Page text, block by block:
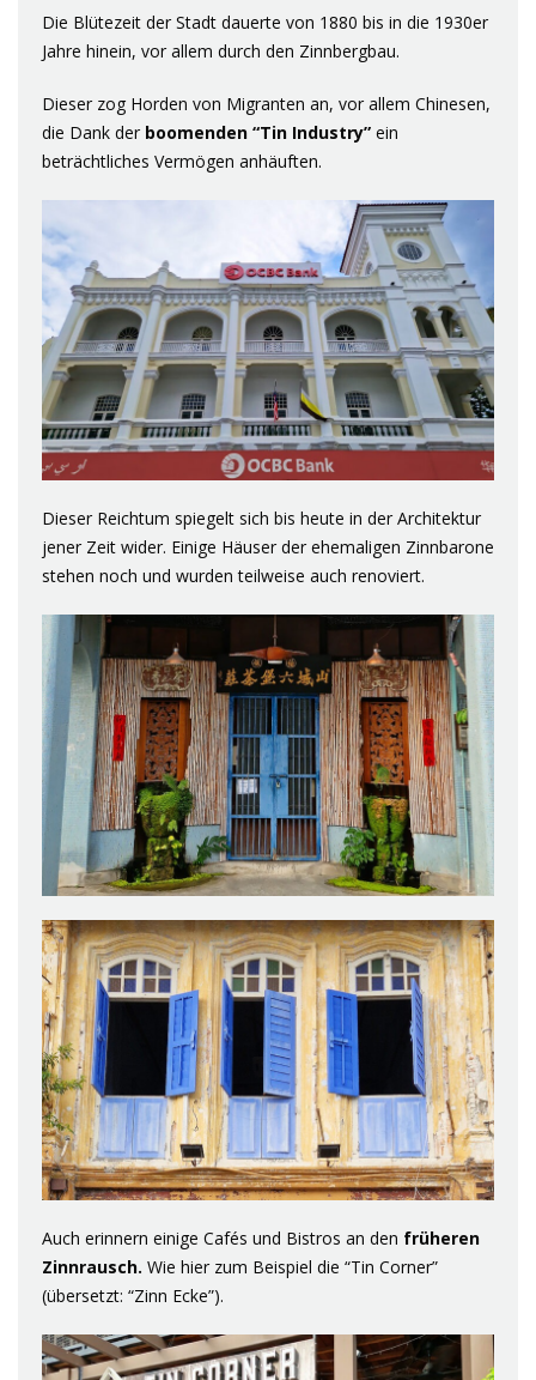
Die Blütezeit der Stadt dauerte von 1880 bis in die 1930er
Jahre hinein, vor allem durch den Zinnbergbau.
Dieser zog Horden von Migranten an, vor allem Chinesen,
die Dank der boomenden “Tin Industry” ein
beträchtliches Vermögen anhäuften.
Dieser Reichtum spiegelt sich bis heute in der Architektur
jener Zeit wider. Einige Häuser der ehemaligen Zinnbarone
stehen noch und wurden teilweise auch renoviert.
Auch erinnern einige Cafés und Bistros an den früheren
Zinnrausch. Wie hier zum Beispiel die “Tin Corner”
(übersetzt: “Zinn Ecke”).